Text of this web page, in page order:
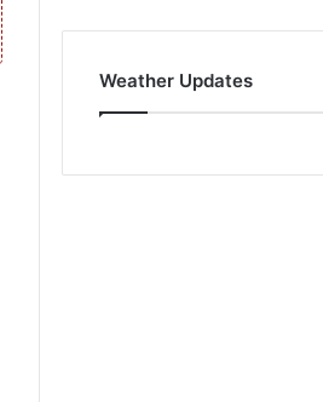
Weather Updates